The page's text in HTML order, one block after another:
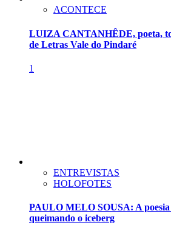
ACONTECE
LUIZA CANTANHÊDE, poeta,
de Letras Vale do Pindaré
1
ENTREVISTAS
HOLOFOTES
PAULO MELO SOUSA: A poesia
queimando o iceberg